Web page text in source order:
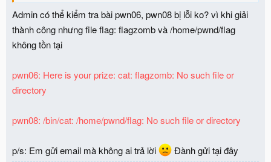
WhiteHat Play 06 sẽ kéo dài trong 1 tháng đến ngày 19/7/2019.
View attachment 4974
Sau khi chọn menu
Misc
Web Security
Pwnable
Đợt thực hành trong tháng 6 này sẽ có 50 challenge. Thông tin chi
Admin có thể kiểm tra bài pwn06, pwn08 bị lỗi ko? vì khi giải
thành công nhưng file flag: flagzomb và /home/pwnd/flag
không tồn tại
pwn06: Here is your prize: cat: flagzomb: No such file or
directory
pwn08: /bin/cat: /home/pwnd/flag: No such file or directory
p/s: Em gửi email mà không ai trả lời
Đành gửi tại đây